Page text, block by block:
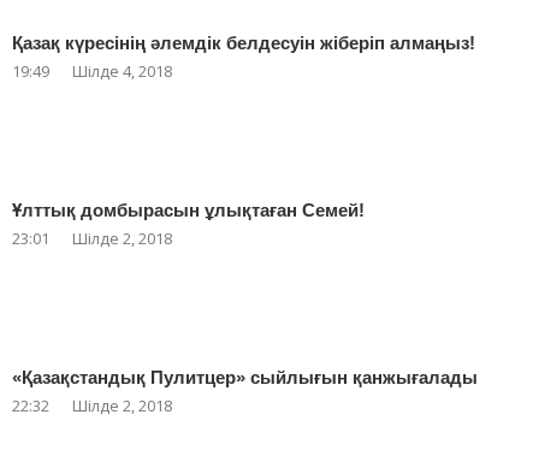
Қазақ күресінің әлемдік белдесуін жіберіп алмаңыз!
19:49 Шілде 4, 2018
Ұлттық домбырасын ұлықтаған Семей!
23:01 Шілде 2, 2018
«Қазақстандық Пулитцер» сыйлығын қанжығалады
22:32 Шілде 2, 2018